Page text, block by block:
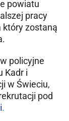
powiatu
pracy
który zostaną
policyjne
Kadr i
w Świeciu,
pod
.